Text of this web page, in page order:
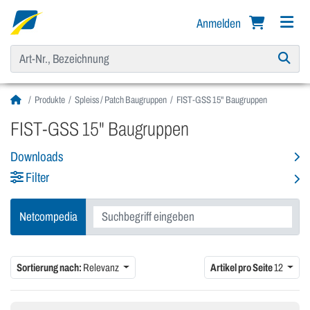
Anmelden
Produkte Spleiss / Patch Baugruppen FIST-GSS 15" Baugruppen
FIST-GSS 15" Baugruppen
Downloads
Filter
Netcompedia
Sortierung nach: Relevanz Artikel pro Seite12